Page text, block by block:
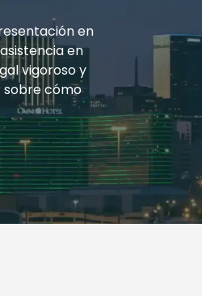
en
en
vigoroso y
sobre cómo